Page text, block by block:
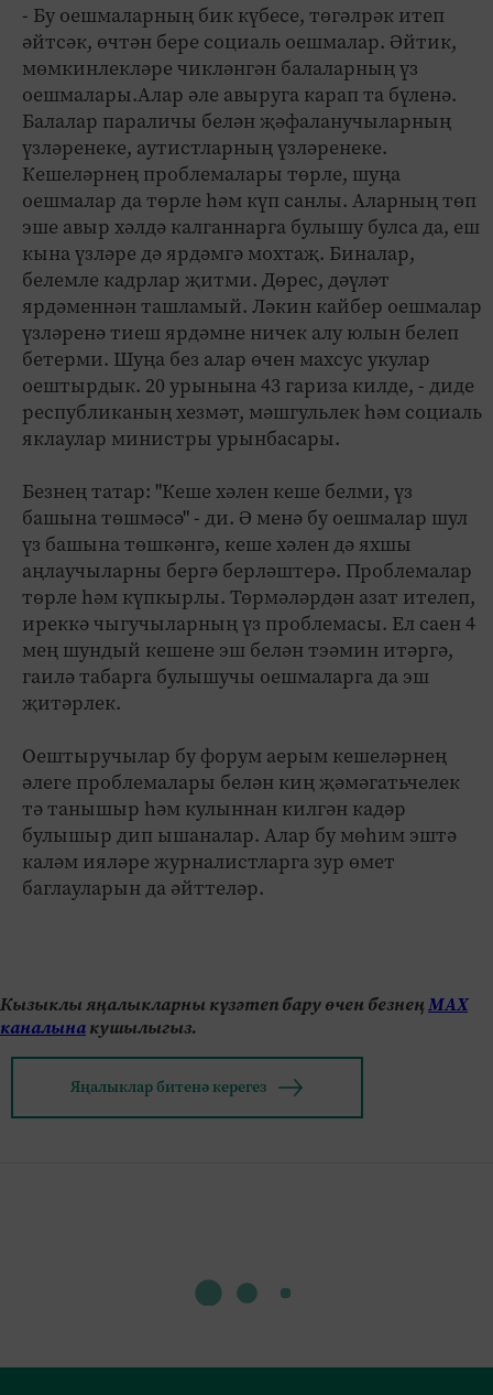
- Бу оешмаларның бик күбесе, төгәлрәк итеп
әйтсәк, өчтән бере социаль оешмалар. Әйтик,
мөмкинлекләре чикләнгән балаларның үз
оешмалары.Алар әле авыруга карап та бүленә.
Балалар параличы белән җәфаланучыларның
үзләренеке, аутистларның үзләренеке.
Кешеләрнең проблемалары төрле, шуңа
оешмалар да төрле һәм күп санлы. Аларның төп
эше авыр хәлдә калганнарга булышу булса да, еш
кына үзләре дә ярдәмгә мохтаҗ. Биналар,
белемле кадрлар җитми. Дөрес, дәүләт
ярдәменнән ташламый. Ләкин кайбер оешмалар
үзләренә тиеш ярдәмне ничек алу юлын белеп
бетерми. Шуңа без алар өчен махсус укулар
оештырдык. 20 урынына 43 гариза килде, - диде
республиканың хезмәт, мәшгульлек һәм социаль
яклаулар министры урынбасары.
Безнең татар: "Кеше хәлен кеше белми, үз
башына төшмәсә" - ди. Ә менә бу оешмалар шул
үз башына төшкәнгә, кеше хәлен дә яхшы
аңлаучыларны бергә берләштерә. Проблемалар
төрле һәм күпкырлы. Төрмәләрдән азат ителеп,
иреккә чыгучыларның үз проблемасы. Ел саен 4
мең шундый кешене эш белән тэәмин итәргә,
гаилә табарга булышучы оешмаларга да эш
җитәрлек.
Оештыручылар бу форум аерым кешеләрнең
әлеге проблемалары белән киң җәмәгатьчелек
тә танышыр һәм кулыннан килгән кадәр
булышыр дип ышаналар. Алар бу мөһим эштә
каләм ияләре журналистларга зур өмет
баглауларын да әйттеләр.
Кызыклы яңалыкларны күзәтеп бару өчен безнеңМАХ
каналынакушылыгыз.
Яңалыклар битенә керегез